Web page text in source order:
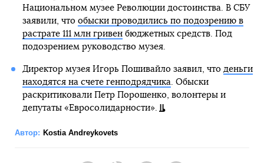
Национальном музее Революции достоинства. В СБУ
заявили, что обыски проводились по подозрению в
растрате 111 млн гривенбюджетных средств. Под
подозрением руководство музея.
Директор музея Игорь Пошивайло заявил, что деньги
находятся на счете генподрядчика . Обыски
раскритиковали Петр Порошенко, волонтеры и
депутаты «Евросолидарности».
Автор: Kostia Andreykovets